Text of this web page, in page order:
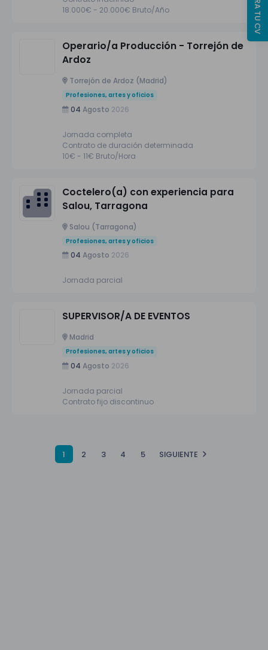
18.000€ - 20.000€ Bruto/Año
Operario/a Producción - Torrejón de
Ardoz
Torrejón de Ardoz (Madrid)
Profesiones, artes y oficios
04 Agosto 2026
Jornada completa
Contrato de duración determinada
10€ - 11€ Bruto/Hora
Coctelero(a) con experiencia para
Salou, Tarragona
Salou (Tarragona)
Profesiones, artes y oficios
04 Agosto 2026
Jornada parcial
SUPERVISOR/A DE EVENTOS
Madrid
Profesiones, artes y oficios
04 Agosto 2026
Jornada parcial
Contrato fijo discontinuo
1 2 3 4 5 SIGUIENTE